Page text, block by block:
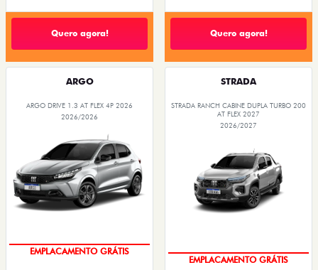
ARGO
ARGO DRIVE 1.3 AT FLEX 4P 2026
2026/2026
OPORTUNIDADE
STRADA
STRADA RANCH CABINE DUPLA TURBO 200
2026/2027